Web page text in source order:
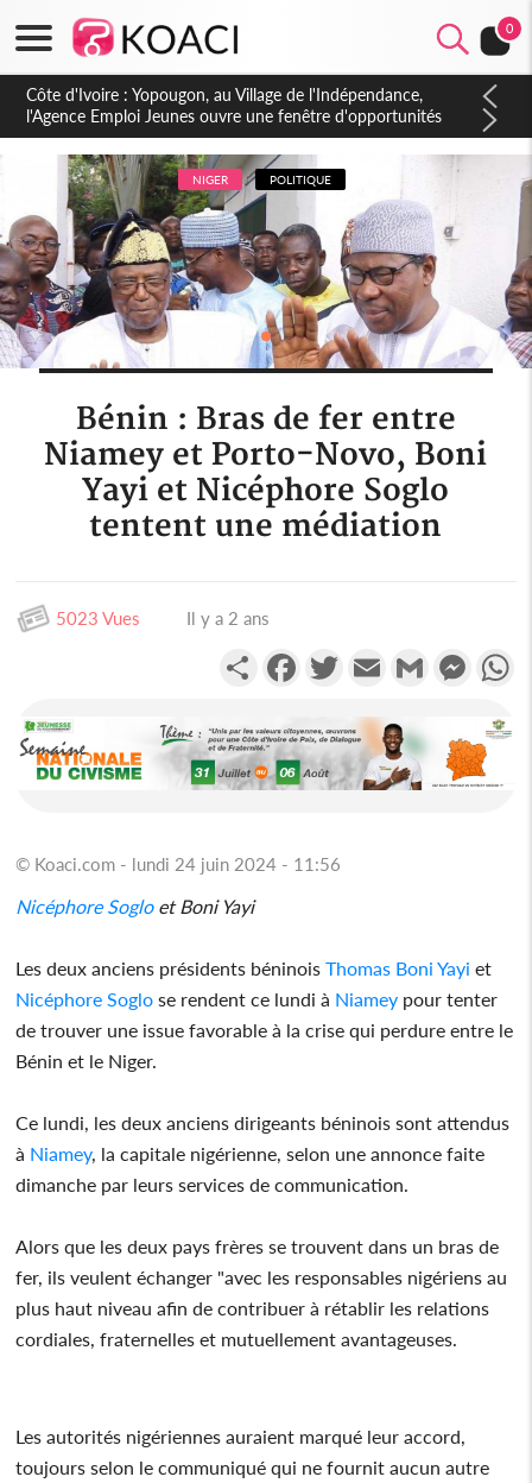
0
Côte d'Ivoire : CHU de Treichville, après la fronde, les agents
contractuels obtiennent un accord avec la direction sur les
arriérés du SMIG 2023
NIGER POLITIQUE
Bénin : Bras de fer entre
Niamey et Porto-Novo, Boni
Yayi et Nicéphore Soglo
tentent une médiation
5023 Vues Il y a 2 ans
PartagerFacebookTwitterEmail Gmail
© Koaci.com - lundi 24 juin 2024 - 11:56
Nicéphore Sogloet Boni Yayi
Les deux anciens présidents béninoisThomas Boni Yayi et
Nicéphore Soglo se rendent ce lundi à Niamey pour tenter
de trouver une issue favorable à la crise qui perdure entre le
Bénin et le Niger.
Ce lundi, les deux anciens dirigeants béninois sont attendus
à Niamey, la capitale nigérienne, selon une annonce faite
dimanche par leurs services de communication.
Alors que les deux pays frères se trouvent dans un bras de
fer, ils veulent échanger "avec les responsables nigériens au
plus haut niveau afin de contribuer à rétablir les relations
cordiales, fraternelles et mutuellement avantageuses.
Les autorités nigériennes auraient marqué leur accord,
toujours selon le communiqué qui ne fournit aucun autre